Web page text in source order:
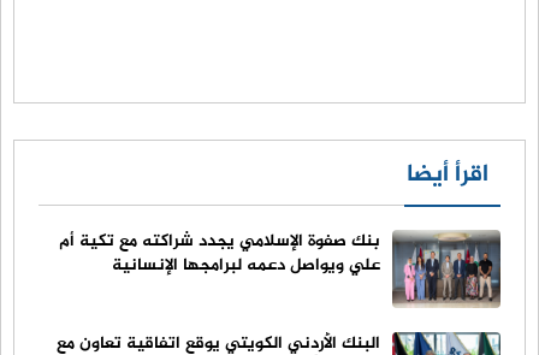
اقرأ أيضا
بنك صفوة الإسلامي يجدد شراكته مع تكية أم
علي ويواصل دعمه لبرامجها الإنسانية
البنك الأردني الكويتي يوقع اتفاقية تعاون مع